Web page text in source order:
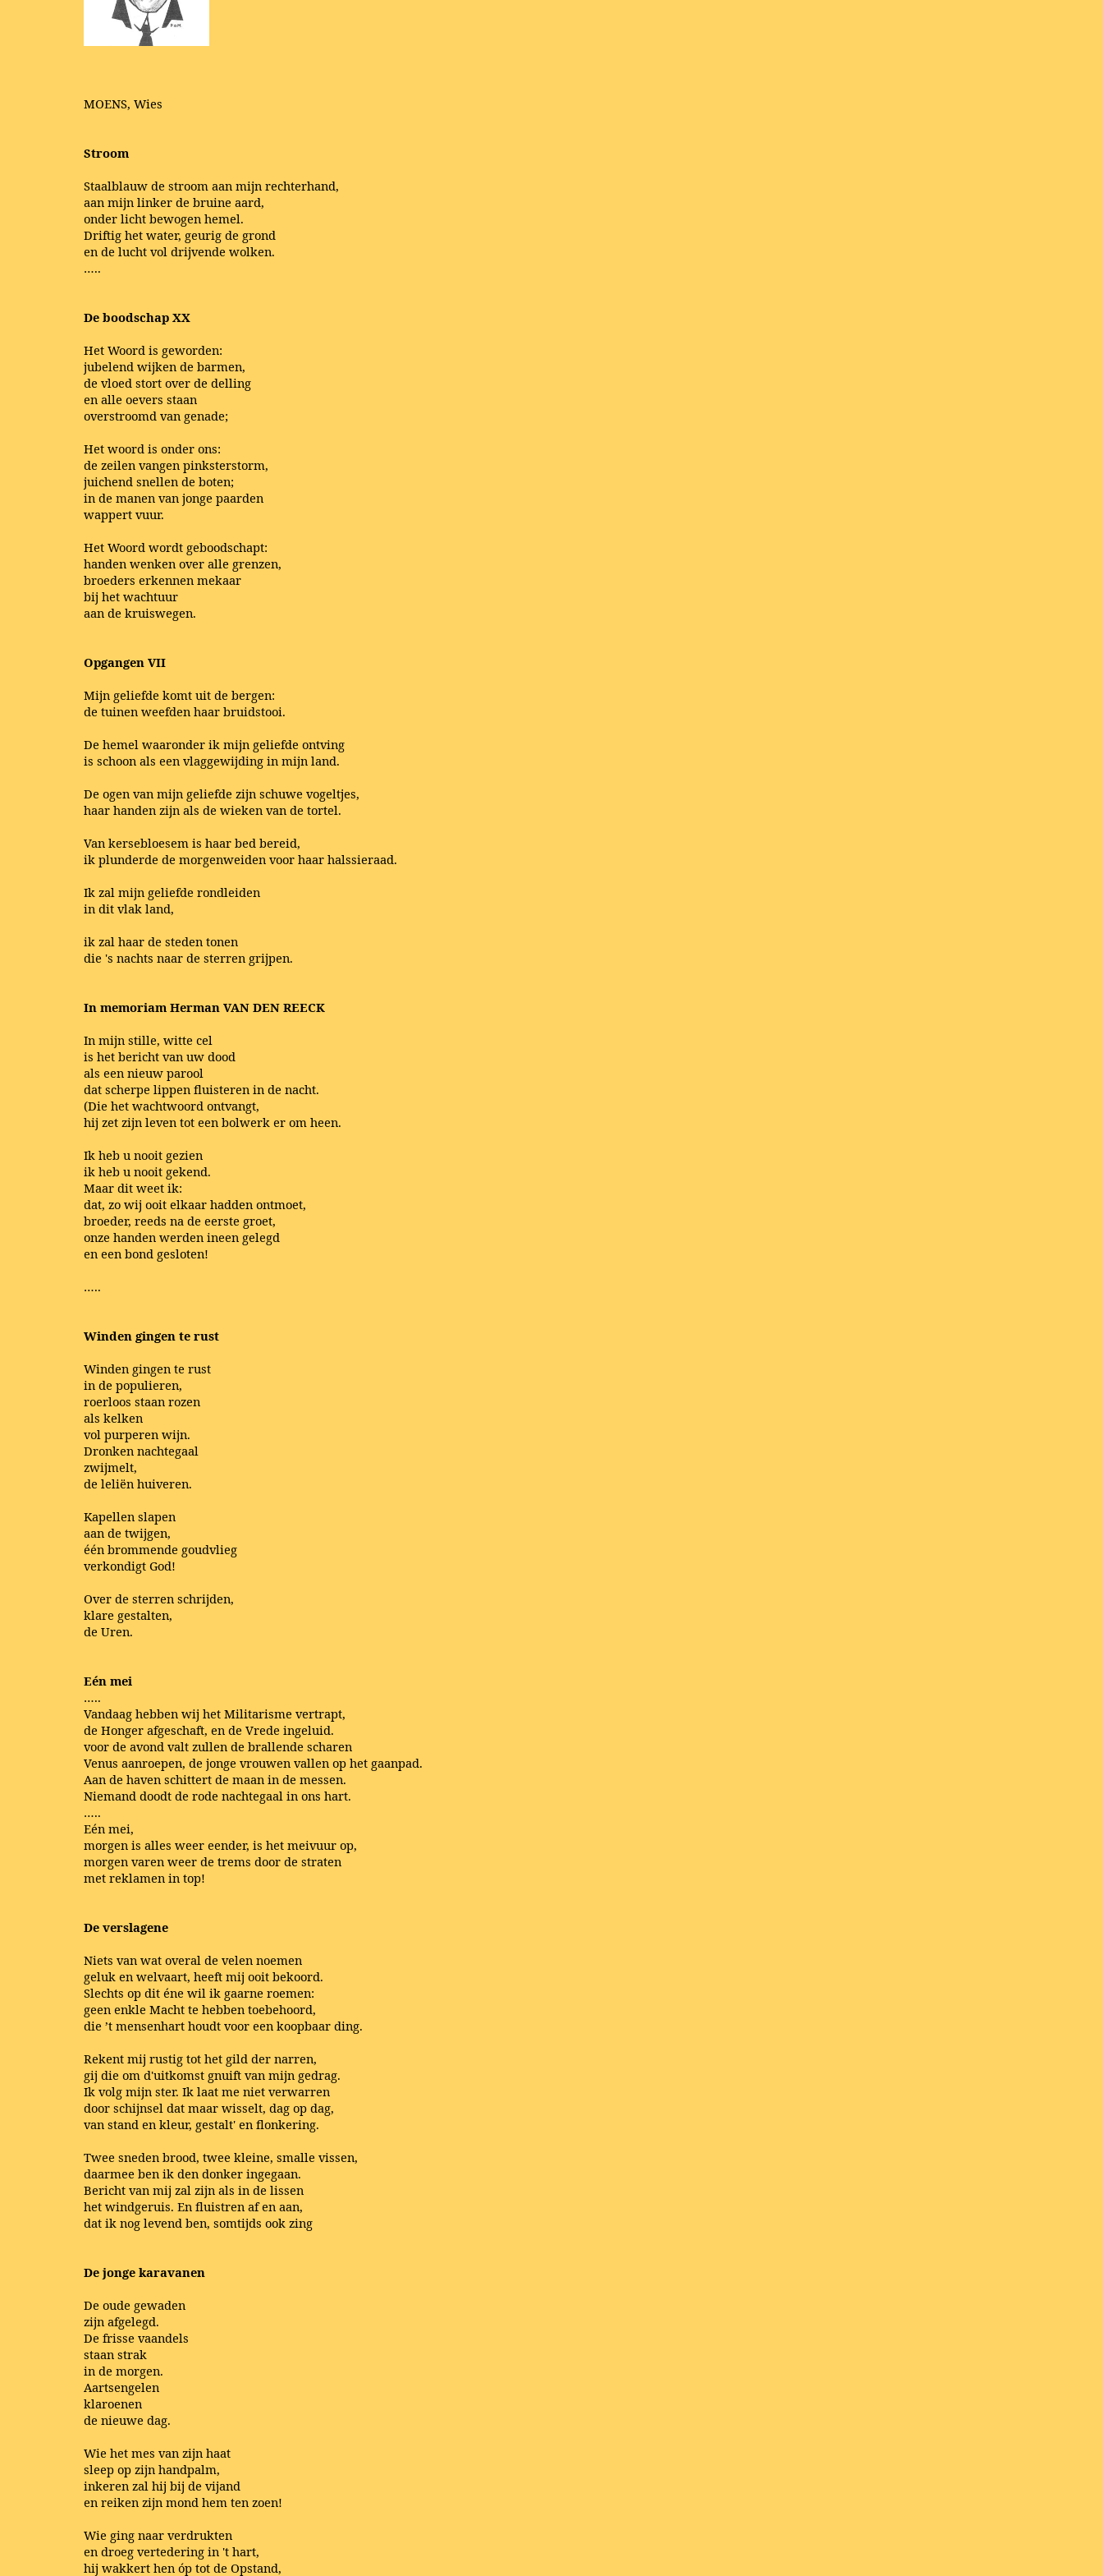
MOENS, Wies
Stroom
Staalblauw de stroom aan mijn rechterhand,
aan mijn linker de bruine aard,
onder licht bewogen hemel.
Driftig het water, geurig de grond
en de lucht vol drijvende wolken.
…..
De boodschap XX
Het Woord is geworden:
jubelend wijken de barmen,
de vloed stort over de delling
en alle oevers staan
overstroomd van genade;
Het woord is onder ons:
de zeilen vangen pinksterstorm,
juichend snellen de boten;
in de manen van jonge paarden
wappert vuur.
Het Woord wordt geboodschapt:
handen wenken over alle grenzen,
broeders erkennen mekaar
bij het wachtuur
aan de kruiswegen.
Opgangen VII
Mijn geliefde komt uit de bergen:
de tuinen weefden haar bruidstooi.
De hemel waaronder ik mijn geliefde ontving
is schoon als een vlaggewijding in mijn land.
De ogen van mijn geliefde zijn schuwe vogeltjes,
haar handen zijn als de wieken van de tortel.
Van kersebloesem is haar bed bereid,
ik plunderde de morgenweiden voor haar halssieraad.
Ik zal mijn geliefde rondleiden
in dit vlak land,
ik zal haar de steden tonen
die 's nachts naar de sterren grijpen.
In memoriam Herman VAN DEN REECK
In mijn stille, witte cel
is het bericht van uw dood
als een nieuw parool
dat scherpe lippen fluisteren in de nacht.
(Die het wachtwoord ontvangt,
hij zet zijn leven tot een bolwerk er om heen.
Ik heb u nooit gezien
ik heb u nooit gekend.
Maar dit weet ik:
dat, zo wij ooit elkaar hadden ontmoet,
broeder, reeds na de eerste groet,
onze handen werden ineen gelegd
en een bond gesloten!
…..
Winden gingen te rust
Winden gingen te rust
in de populieren,
roerloos staan rozen
als kelken
vol purperen wijn.
Dronken nachtegaal
zwijmelt,
de leliën huiveren.
Kapellen slapen
aan de twijgen,
één brommende goudvlieg
verkondigt God!
Over de sterren schrijden,
klare gestalten,
de Uren.
Eén mei
…..
Vandaag hebben wij het Militarisme vertrapt,
de Honger afgeschaft, en de Vrede ingeluid.
voor de avond valt zullen de brallende scharen
Venus aanroepen, de jonge vrouwen vallen op het gaanpad.
Aan de haven schittert de maan in de messen.
Niemand doodt de rode nachtegaal in ons hart.
…..
Eén mei,
morgen is alles weer eender, is het meivuur op,
morgen varen weer de trems door de straten
met reklamen in top!
De verslagene
Niets van wat overal de velen noemen
geluk en welvaart, heeft mij ooit bekoord.
Slechts op dit éne wil ik gaarne roemen:
geen enkle Macht te hebben toebehoord,
die ’t mensenhart houdt voor een koopbaar ding.
Rekent mij rustig tot het gild der narren,
gij die om d'uitkomst gnuift van mijn gedrag.
Ik volg mijn ster. Ik laat me niet verwarren
door schijnsel dat maar wisselt, dag op dag,
van stand en kleur, gestalt' en flonkering.
Twee sneden brood, twee kleine, smalle vissen,
daarmee ben ik den donker ingegaan.
Bericht van mij zal zijn als in de lissen
het windgeruis. En fluistren af en aan,
dat ik nog levend ben, somtijds ook zing
De jonge karavanen
De oude gewaden
zijn afgelegd.
De frisse vaandels
staan strak
in de morgen.
Aartsengelen
klaroenen
de nieuwe dag.
Wie het mes van zijn haat
sleep op zijn handpalm,
inkeren zal hij bij de vijand
en reiken zijn mond hem ten zoen!
Wie ging naar verdrukten
en droeg vertedering in 't hart,
hij wakkert hen óp tot de Opstand,